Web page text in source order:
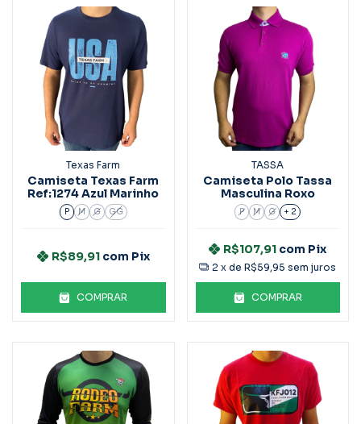
Texas Farm
Camiseta Texas Farm
Ref:1274 Azul Marinho
P M G GG
R$89,91 com Pix
COMPRAR
TASSA
Camiseta Polo Tassa
Masculina Roxo
P M G + 2
R$107,91 com Pix
2 x deR$59,95 sem juros
COMPRAR